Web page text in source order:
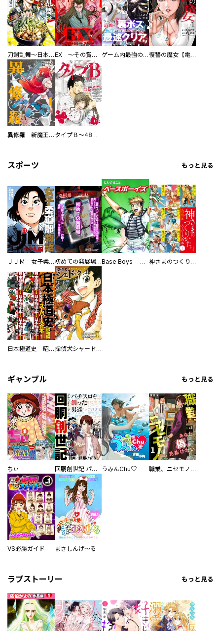
刀剣乱舞～日本号つれづれ酒～ EX ～その賞金稼ぎは、世界の出口を探す～【単行本版】 ゲーム内最強の『裏ボス』に転生したので、主人公の代わりに最速クリアを目指します！【電子単行本版】 復讐の魔女【電子単行本版】
異修羅 新魔王戦争 タイプＢ～48時間後、致死率100％～【単話】
スポーツ もっと見る
ＪＪＭ 女子柔道部物語 社会人編 初めての発展場 【白抜き修正版】 Base Boys 新装版 神さまのつくりかた。スーパー大合本
日本極道史 昭和編 スーパー大合本 探偵犬シャードック（新装版）
ギャンブル もっと見る
ちぃ 回胴創世記 パチスロを創った男達 うみんChu♡ 職業、ニセモノ～あなたに偽は見抜けない【電子単行本版】
VS必勝ガイド まさしんげ～る
ラブストーリー もっと見る